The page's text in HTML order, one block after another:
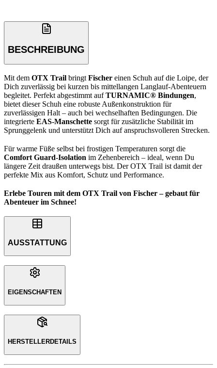
BESCHREIBUNG
Mit dem OTX Trail bringt Fischer einen Schuh auf die Loipe, der
Dich zuverlässig bei kurzen bis mittellangen Langlauf-Abenteuern
begleitet. Perfekt abgestimmt aufTURNAMIC® Bindungen,
bietet dieser Schuh eine robuste Außenkonstruktion für
zuverlässigen Halt – auch bei wechselhaften Bedingungen. Die
integrierte EAS-Manschette sorgt für zusätzliche Stabilität im
Sprunggelenk und unterstützt Dich auf anspruchsvolleren Strecken.
Für warme Füße selbst bei frostigen Temperaturen sorgt die
Comfort Guard-Isolation im Zehenbereich – ideal, wenn Du
längere Zeit draußen unterwegs bist. Der OTX Trail ist damit der
perfekte Mix aus Komfort, Schutz und Performance.
Erlebe Touren mit dem OTX Trail von Fischer – gebaut für
Abenteuer im Schnee!
AUSSTATTUNG
EIGENSCHAFTEN
HERSTELLERDETAILS